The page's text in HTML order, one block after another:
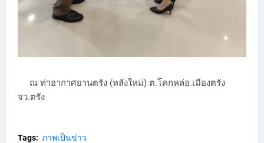
ณ ท่าอากาศยานตรัง (หลังใหม่) ต.โคกหล่อ.เมืองตรัง
จว.ตรัง
Tags: ภาพเป็นข่าว